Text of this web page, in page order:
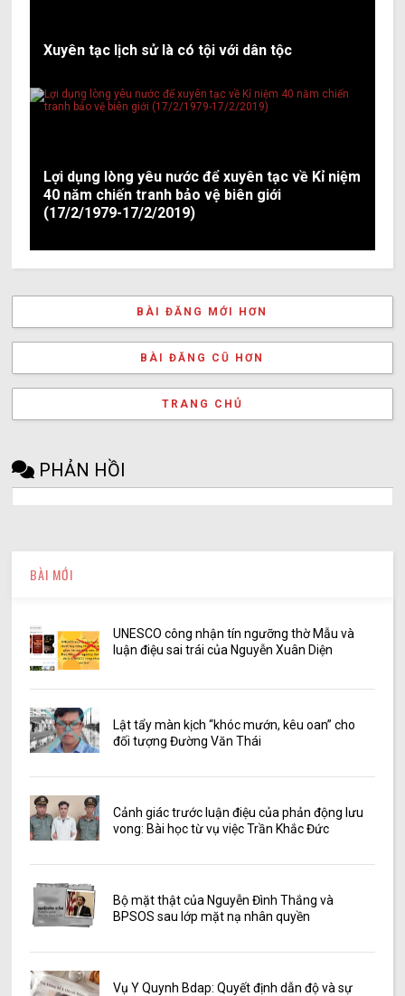
Xuyên tạc lịch sử là có tội với dân tộc
Lợi dụng lòng yêu nước để xuyên tạc về Kỉ niệm
40 năm chiến tranh bảo vệ biên giới
(17/2/1979-17/2/2019)
BÀI ĐĂNG MỚI HƠN
BÀI ĐĂNG CŨ HƠN
TRANG CHỦ
PHẢN HỒI
BÀI MỚI
UNESCO công nhận tín ngưỡng thờ Mẫu và
luận điệu sai trái của Nguyễn Xuân Diện
Lật tẩy màn kịch “khóc mướn, kêu oan” cho
đối tượng Đường Văn Thái
Cảnh giác trước luận điệu của phản động lưu
vong: Bài học từ vụ việc Trần Khắc Đức
Bộ mặt thật của Nguyễn Đình Thắng và
BPSOS sau lớp mặt nạ nhân quyền
Vụ Y Quynh Bdap: Quyết định dẫn độ và sự